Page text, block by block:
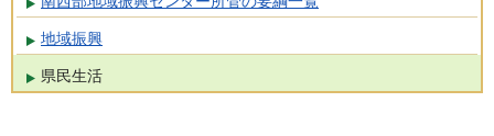
地域振興
県民生活